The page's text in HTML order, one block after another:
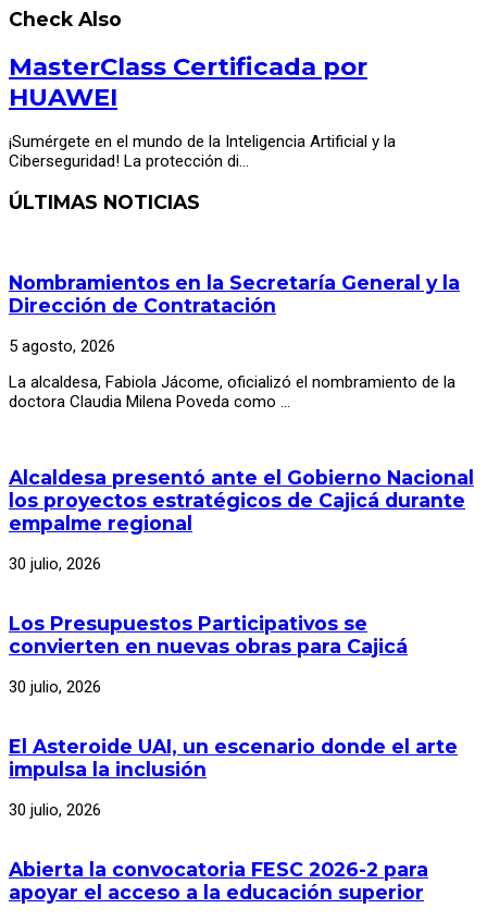
Check Also
MasterClass Certificada por
HUAWEI
¡Sumérgete en el mundo de la Inteligencia Artificial y la
Ciberseguridad! La protección di…
ÚLTIMAS NOTICIAS
Nombramientos en la Secretaría General y la
Dirección de Contratación
5 agosto, 2026
La alcaldesa, Fabiola Jácome, oficializó el nombramiento de la
doctora Claudia Milena Poveda como …
Alcaldesa presentó ante el Gobierno Nacional
los proyectos estratégicos de Cajicá durante
empalme regional
30 julio, 2026
Los Presupuestos Participativos se
convierten en nuevas obras para Cajicá
30 julio, 2026
El Asteroide UAI, un escenario donde el arte
impulsa la inclusión
30 julio, 2026
Abierta la convocatoria FESC 2026-2 para
apoyar el acceso a la educación superior